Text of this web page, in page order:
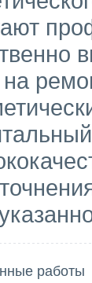
работы